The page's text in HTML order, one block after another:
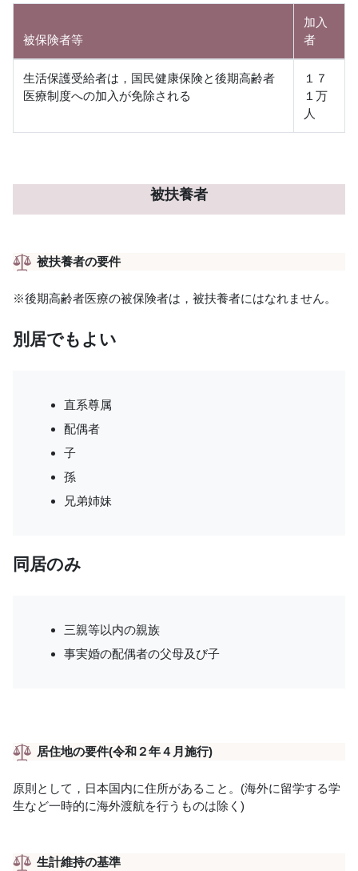
被保険者等
加入
者
生活保護受給者は，国民健康保険と後期高齢者
医療制度への加入が免除される
１７
１万
人
被扶養者
被扶養者の要件
※後期高齢者医療の被保険者は，被扶養者にはなれません。
別居でもよい
直系尊属
配偶者
子
孫
兄弟姉妹
同居のみ
三親等以内の親族
事実婚の配偶者の父母及び子
居住地の要件(令和２年４月施行)
原則として，日本国内に住所があること。(海外に留学する学
生など一時的に海外渡航を行うものは除く)
生計維持の基準